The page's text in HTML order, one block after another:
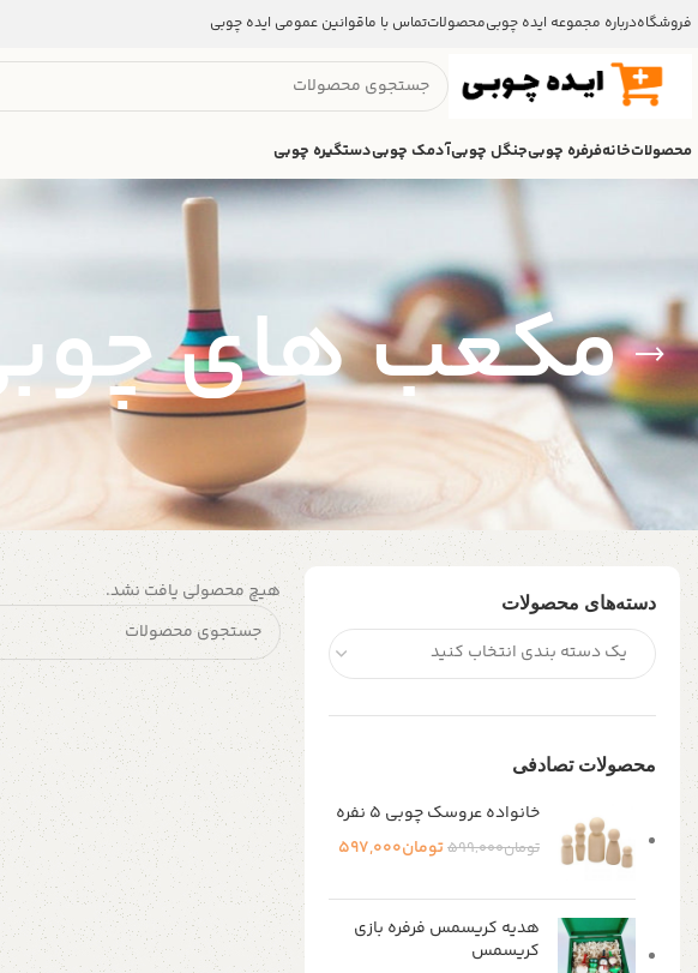
فروشگاهدرباره مجموعه ایده چوبیمحصولاتتماس با ماقوانین عمومی ایده چوبی
محصولاتخانهفرفره چوبیجنگل چوبیآدمک چوبیدستگیره چوبی
مکعب های
دسته‌های محصولات
یک دسته بندی انتخاب کنید
محصولات تصادفی
خانواده عروسک چوبی ۵ نفره
تومان599,000تومان597,000
هدیه کریسمس فرفره بازی
کریسمس
هیچ محصولی یافت نشد.